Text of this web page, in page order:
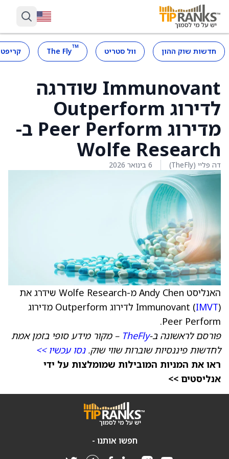
חדשות שוק ההון וול סטריט ™
The Fly
Immunovant שודרגה
לדירוג Outperform
מדירוג Peer Perform ב-
Wolfe Research
דה פליי (TheFly) 6 בינואר 2026
האנליסט Andy Chen מ-Wolfe Research שידרג את
Immunovant (IMVT
) לדירוג Outperform מדירוג
Peer Perform.
פורסם לראשונה ב-TheFly – מקור מידע סופי בזמן אמת
לחדשות פיננסיות שוברות שווי שוק.נסו עכשיו >>
ראו את המניות המובילות שמומלצות על ידי
אנליסטים >>
חפשו אותנו -